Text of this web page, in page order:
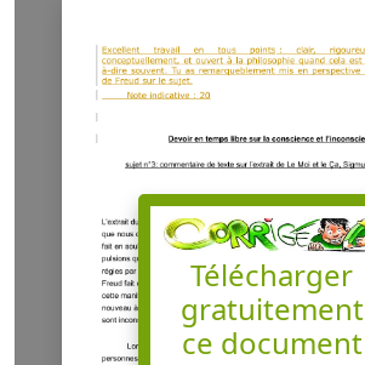
Télécharger
gratuitement
ce document